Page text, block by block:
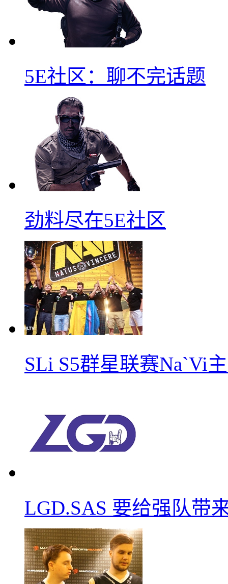
5E社区：聊不完话题
劲料尽在5E社区
SLi S5群星联赛Na`Vi
LGD.SAS 要给强队带